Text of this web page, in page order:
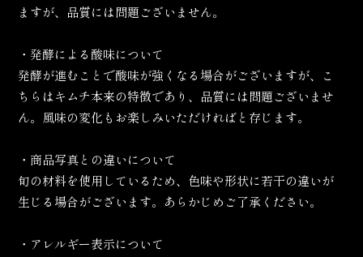
ますが、品質には問題ございません。
・発酵による酸味について
発酵が進むことで酸味が強くなる場合がございますが、こ
ちらはキムチ本来の特徴であり、品質には問題ございませ
ん。風味の変化もお楽しみいただければと存じます。
・商品写真との違いについて
旬の材料を使用しているため、色味や形状に若干の違いが
生じる場合がございます。あらかじめご了承ください。
・アレルギー表示について